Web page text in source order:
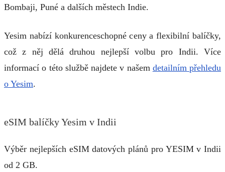
Bombaji, Puné a dalších městech Indie.
Yesim nabízí konkurenceschopné ceny a flexibilní balíčky,
což z něj dělá druhou nejlepší volbu pro Indii. Více
informací o této službě najdete v našem detailním přehledu
o Yesim.
eSIM balíčky Yesim v Indii
Výběr nejlepších eSIM datových plánů pro YESIM v Indii
od 2 GB.